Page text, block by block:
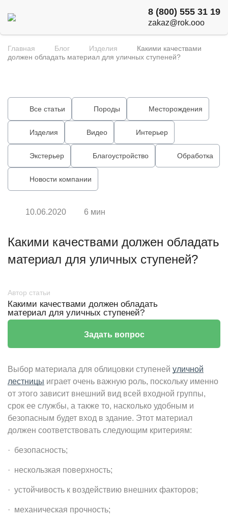
8 (800) 555 31 19
zakaz@rok.ooo
Главная Блог Изделия
Какими качествами
должен обладать материал для уличных ступеней?
Все статьи Породы Месторождения
Изделия Видео Интерьер
Экстерьер Благоустройство Обработка
Новости компании
Какими качествами должен обладать
материал для уличных ступеней?
10.06.2020 6 мин
Автор статьи
Какими качествами должен обладать
материал для уличных ступеней?
Задать вопрос
Выбор материала для облицовки ступеней уличной
лестницы играет очень важную роль, поскольку именно
от этого зависит внешний вид всей входной группы,
срок ее службы, а также то, насколько удобным и
безопасным будет вход в здание. Этот материал
должен соответствовать следующим критериям:
· безопасность;
· нескользкая поверхность;
· устойчивость к воздействию внешних факторов;
· механическая прочность;